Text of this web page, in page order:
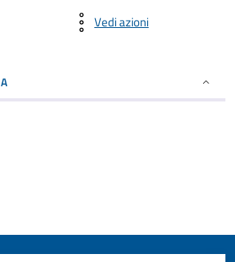
Vedi azioni